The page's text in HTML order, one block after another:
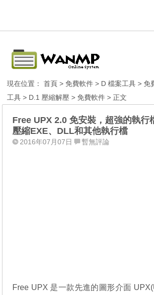
現在位置：首頁 >免費軟件 > D 檔案工具 >免
工具 > D.1 壓縮解壓 >免費軟件 > 正文
Free UPX 2.0 免安裝，超強的執行
壓縮EXE、DLL和其他執行檔
2016年07月07日 暫無評論
Free UPX 是一款先進的圖形介面